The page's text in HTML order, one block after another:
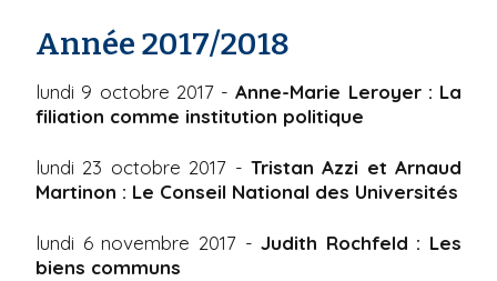
Année 2017/2018
lundi 9 octobre 2017 -Anne-Marie Leroyer : La
filiation comme institution politique
lundi 23 octobre 2017 - Tristan Azzi et Arnaud
Martinon : Le Conseil National des Universités
lundi 6 novembre 2017 -Judith Rochfeld : Les
biens communs